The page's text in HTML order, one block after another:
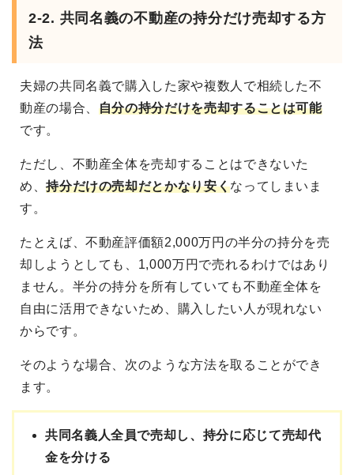
2-2. 共同名義の不動産の持分だけ売却する方
法
夫婦の共同名義で購入した家や複数人で相続した不
動産の場合、 自分の持分だけを売却することは可能
です。
ただし、不動産全体を売却することはできないた
め、持分だけの売却だとかなり安くなってしまいま
す。
たとえば、不動産評価額2,000万円の半分の持分を売
却しようとしても、1,000万円で売れるわけではあり
ません。半分の持分を所有していても不動産全体を
自由に活用できないため、購入したい人が現れない
からです。
そのような場合、次のような方法を取ることができ
ます。
共同名義人全員で売却し、持分に応じて売却代
金を分ける